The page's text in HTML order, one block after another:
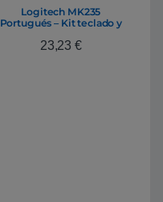
Logitech MK235
Portugués – Kit teclado y
23,23 €